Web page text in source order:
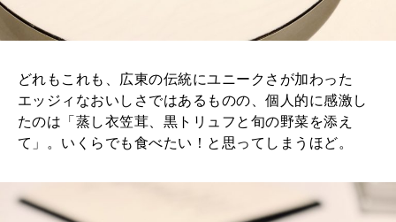
どれもこれも、広東の伝統にユニークさが加わった
エッジィなおいしさではあるものの、個人的に感激し
たのは「蒸し衣笠茸、黒トリュフと旬の野菜を添え
て」。いくらでも食べたい！と思ってしまうほど。